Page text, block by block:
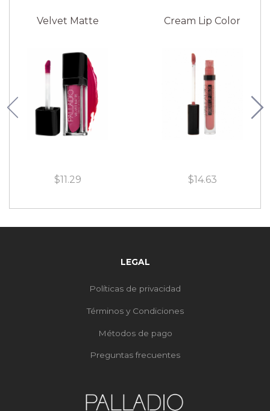
Velvet Matte
$11.29
Cream Lip Color
$14.63
LEGAL
Políticas de privacidad
Términos y Condiciones
Métodos de pago
Preguntas frecuentes